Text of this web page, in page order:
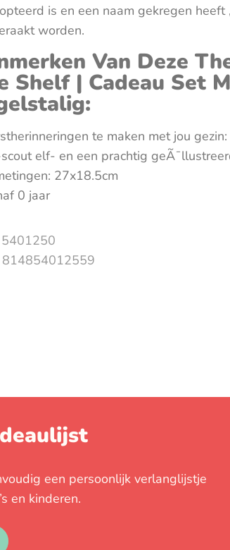
is en een naam gekregen heeft
worden.
Van Deze
Shelf | Cadeau Set
te maken met jou
elf- en een prachtig
27x18.5cm
0 jaar
5401250
814854012559
een persoonlijk verlanglijstje
en kinderen.